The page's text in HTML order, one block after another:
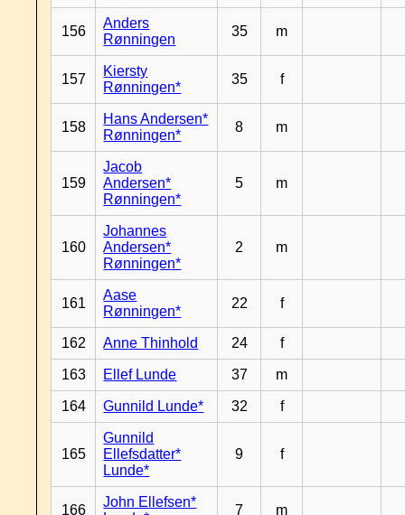
156
Anders
Rønningen
35 m
157
Kiersty
Rønningen*
35 f
158
Hans Andersen*
Rønningen*
8 m
159
Jacob
Andersen*
Rønningen*
5 m
160
Johannes
Andersen*
Rønningen*
2 m
161
Aase
Rønningen*
22 f
162 Anne Thinhold 24 f
163 Ellef Lunde 37 m
164 Gunnild Lunde* 32 f
165
Gunnild
Ellefsdatter*
Lunde*
9 f
166
John Ellefsen*
7 m